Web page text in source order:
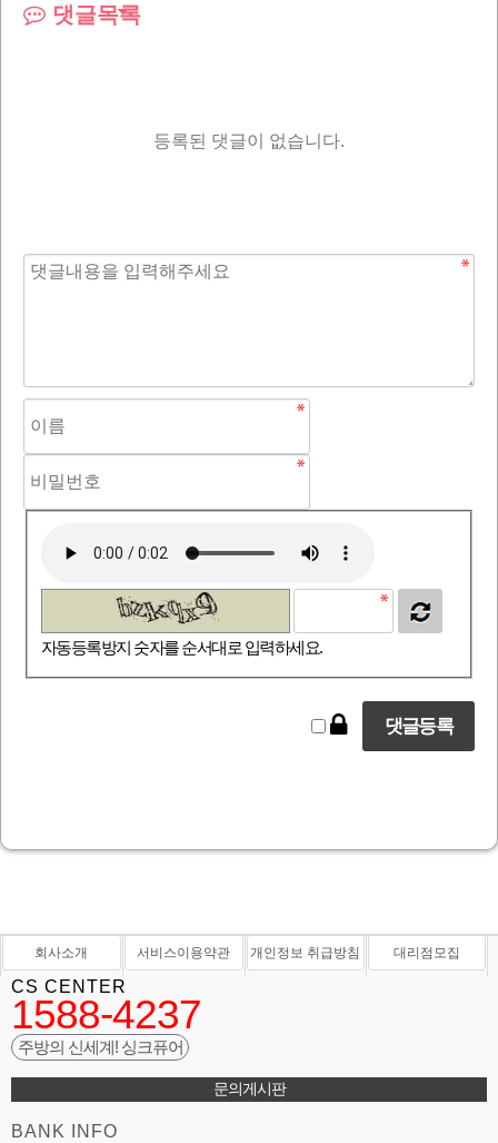
댓글목록
등록된 댓글이 없습니다.
자동등록방지 숫자를 순서대로 입력하세요.
회사소개 서비스이용약관 개인정보 취급방침 대리점모집
CS CENTER
1588-4237
주방의 신세계! 싱크퓨어
문의게시판
BANK INFO